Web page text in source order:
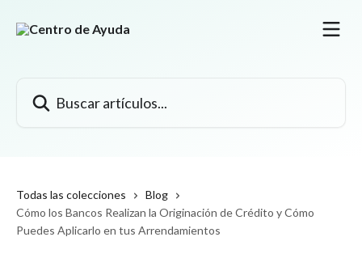
Todas las colecciones
Blog
Cómo los Bancos Realizan la Originación de Crédito y Cómo
Puedes Aplicarlo en tus Arrendamientos